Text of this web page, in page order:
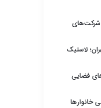
شرکت‌های
لاستیک
فضایی
خانوارها